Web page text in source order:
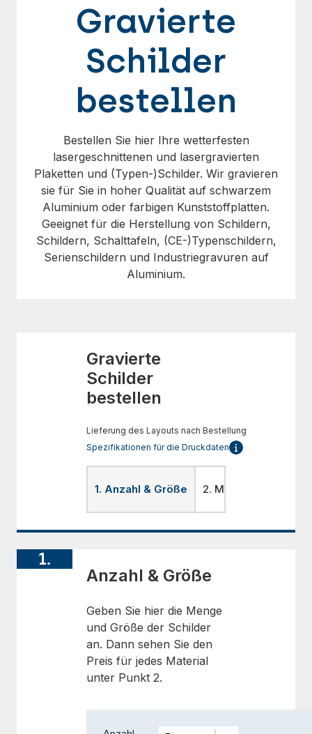
Gravierte
Schilder
bestellen
Bestellen Sie hier Ihre wetterfesten
lasergeschnittenen und lasergravierten
Plaketten und (Typen-)Schilder. Wir gravieren
sie für Sie in hoher Qualität auf schwarzem
Aluminium oder farbigen Kunststoffplatten.
Geeignet für die Herstellung von Schildern,
Schildern, Schalttafeln, (CE-)Typenschildern,
Serienschildern und Industriegravuren auf
Aluminium.
Gravierte
Schilder
bestellen
Lieferung des Layouts nach Bestellung
Spezifikationen für die Druckdaten
1. Anzahl & Größe 2. Material
1.
Anzahl & Größe
Geben Sie hier die Menge
und Größe der Schilder
an. Dann sehen Sie den
Preis für jedes Material
unter Punkt 2.